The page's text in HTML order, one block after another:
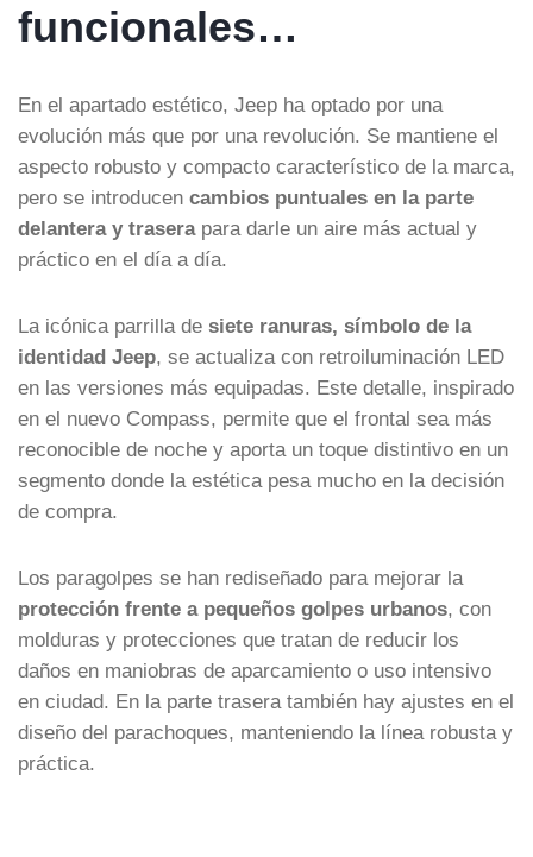
funcionales…
En el apartado estético, Jeep ha optado por una
evolución más que por una revolución. Se mantiene el
aspecto robusto y compacto característico de la marca,
pero se introducen cambios puntuales en la parte
delantera y traserapara darle un aire más actual y
práctico en el día a día.
La icónica parrilla de siete ranuras, símbolo de la
identidad Jeep, se actualiza con retroiluminación LED
en las versiones más equipadas. Este detalle, inspirado
en el nuevo Compass, permite que el frontal sea más
reconocible de noche y aporta un toque distintivo en un
segmento donde la estética pesa mucho en la decisión
de compra.
Los paragolpes se han rediseñado para mejorar la
protección frente a pequeños golpes urbanos, con
molduras y protecciones que tratan de reducir los
daños en maniobras de aparcamiento o uso intensivo
en ciudad. En la parte trasera también hay ajustes en el
diseño del parachoques, manteniendo la línea robusta y
práctica.